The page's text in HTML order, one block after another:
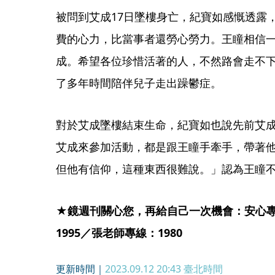
被問到艾成17日墜樓身亡，紀寶如感慨透露
費的心力，比當事者還勞心勞力。王瞳相信
成。希望各位珍惜活著的人，不然路會走不
了多年時間陪伴兒子走出躁鬱症。
對於艾成墜樓結束生命，紀寶如也說先前艾
艾成來參加活動，都是跟王瞳手牽手，帶著
但他有信仰，這種東西很難說。」認為王瞳
★鏡週刊關心您，再給自己一次機會：安心
1995／張老師專線：1980
更新時間｜ 2023.09.12 20:43臺北時間